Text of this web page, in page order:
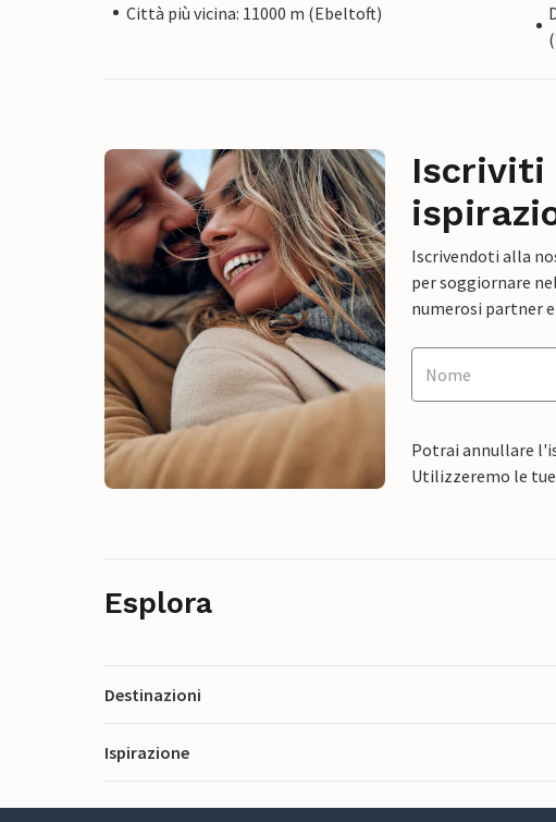
Città più vicina: 11000 m (Ebeltoft)
Iscriviti
Iscrivendoti alla
per soggiornare
numerosi partner
Potrai annullare
Utilizzeremo le
Esplora
Destinazioni
Ispirazione